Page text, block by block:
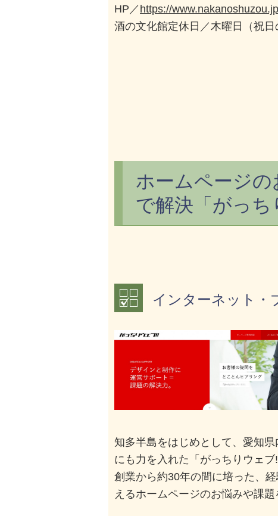
HP／ https://
酒の文化館定休日／木曜日（祝
ホームページの
で解決「がっち
インターネット・
知多半島をはじめとして、愛知
にも力を入れた「がっちりウェブ
創業から約30年の間に培った、
えるホームページのお悩みや課